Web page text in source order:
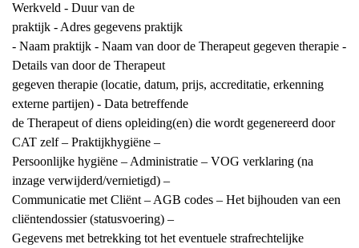
Werkveld - Duur van de
praktijk - Adres gegevens praktijk
- Naam praktijk - Naam van door de Therapeut gegeven therapie -
Details van door de Therapeut
gegeven therapie (locatie, datum, prijs, accreditatie, erkenning
externe partijen) - Data betreffende
de Therapeut of diens opleiding(en) die wordt gegenereerd door
CAT zelf – Praktijkhygiëne –
Persoonlijke hygiëne – Administratie – VOG verklaring (na
inzage verwijderd/vernietigd) –
Communicatie met Cliënt – AGB codes – Het bijhouden van een
cliëntendossier (statusvoering) –
Gegevens met betrekking tot het eventuele strafrechtelijke